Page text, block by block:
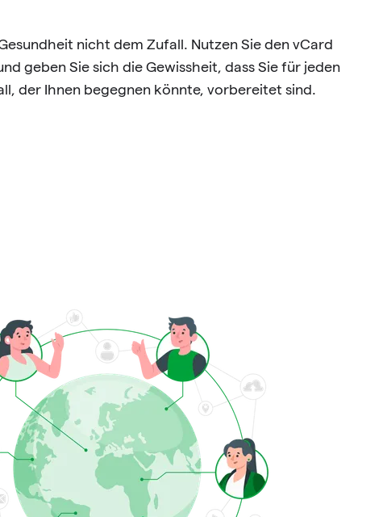
nicht dem Zufall. Nutzen Sie den vCard
geben Sie sich die Gewissheit, dass Sie für jeden
der Ihnen begegnen könnte, vorbereitet sind.